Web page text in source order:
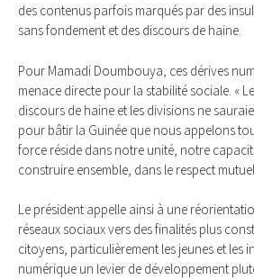
des contenus parfois marqués par des
sans fondement et des discours de haine.
Pour Mamadi Doumbouya, ces dérives
menace directe pour la stabilité sociale. «
discours de haine et les divisions ne
pour bâtir la Guinée que nous appelons
force réside dans notre unité, notre
construire ensemble, dans le respect
Le président appelle ainsi à une
réseaux sociaux vers des finalités plus
citoyens, particulièrement les jeunes et les
numérique un levier de développement